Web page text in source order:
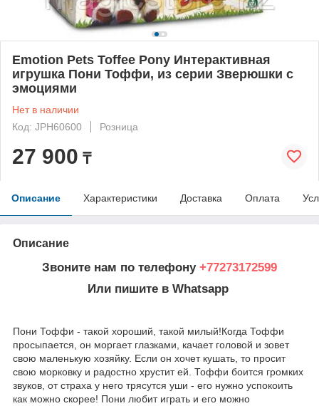
Emotion Pets Toffee Pony Интерактивная
игрушка Пони Тоффи, из серии Зверюшки с
эмоциями
Нет в наличии
Код: JPH60600
Розница
27 900 ₸
Описание Характеристики Доставка Оплата
Описание
Звоните нам по телефону +77273172599
Или пишите в Whatsapp
Пони Тоффи - такой хороший, такой милый!Когда Тоффи
просыпается, он моргает глазками, качает головой и зовет
свою маленькую хозяйку. Если он хочет кушать, то просит
свою морковку и радостно хрустит ей. Тоффи боится громких
звуков, от страха у него трясутся уши - его нужно успокоить
как можно скорее! Пони любит играть и его можно